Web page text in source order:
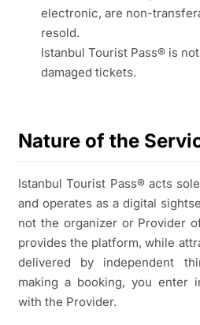
electronic, are non-
resold.
Istanbul Tourist Pass® is
damaged tickets.
Nature of the
Istanbul Tourist Pass® acts
and operates as a digital
not the organizer or Provider
provides the platform, while
delivered by independent
making a booking, you enter
with the Provider.